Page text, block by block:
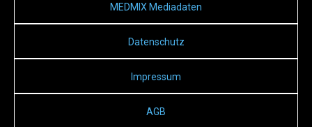
MEDMIX Mediadaten
Datenschutz
Impressum
AGB